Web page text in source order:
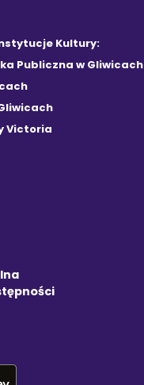
Kultury:
Publiczna w Gliwicach
Victoria